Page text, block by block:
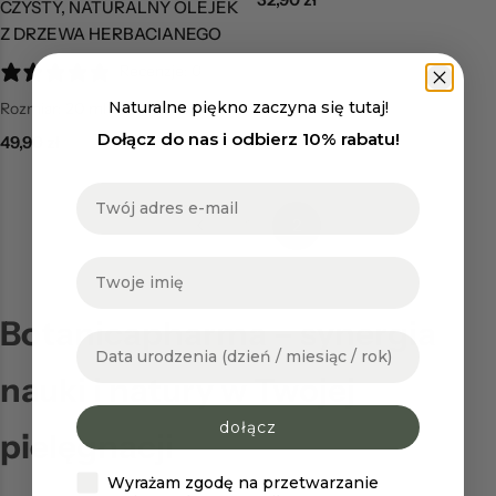
CZYSTY, NATURALNY OLEJEK
Z DRZEWA HERBACIANEGO
Rozmiar:
49,90
Botanicapharma – synergia
nauki i natury w Twojej
pielęgnacji
Naturalne piękno zaczyna się tutaj!
Dołącz do nas i odbierz 10% rabatu!
dołącz
zgodaWyrażam zgodę na przetwarzanie